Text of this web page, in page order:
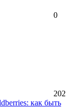
0
202
как быть